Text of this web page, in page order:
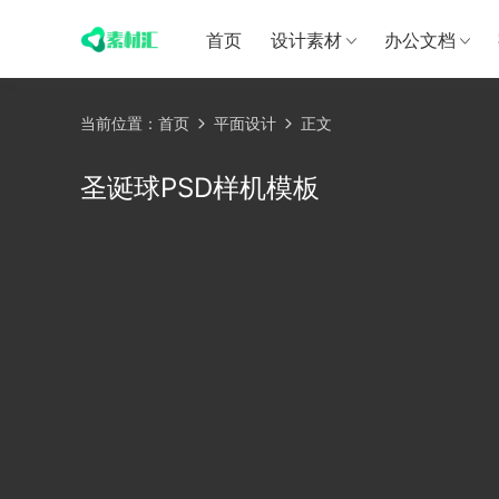
首页 设计素材 办公文档
当前位置： 首页 平面设计 正文
圣诞球PSD样机模板